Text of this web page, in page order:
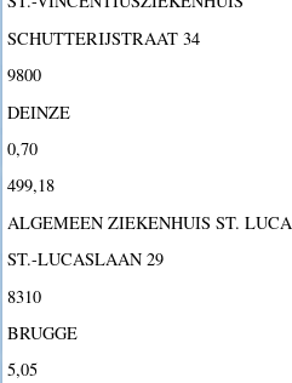
SCHUTTERIJSTRAAT 34
9800
DEINZE
0,70
499,18
ALGEMEEN ZIEKENHUIS ST.
ST.-LUCASLAAN 29
8310
BRUGGE
5,05